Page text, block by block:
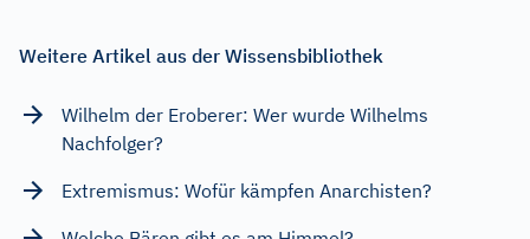
Weitere Artikel aus der Wissensbibliothek
Wilhelm der Eroberer: Wer wurde Wilhelms
Nachfolger?
Extremismus: Wofür kämpfen Anarchisten?